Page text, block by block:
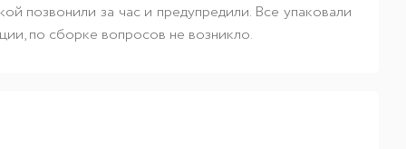
позвонили за час и предупредили. Все упаковали
по сборке вопросов не возникло.